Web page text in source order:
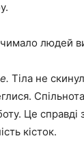
людей
Тіла не
Це
кісток.